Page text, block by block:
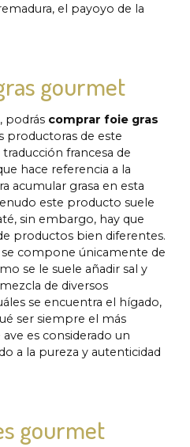
el payoyo de la
gourmet
podrás comprar foie gras
productoras de este
francesa de
hace referencia a la
acumular grasa en esta
este producto suele
sin embargo, hay que
productos bien diferentes.
se compone únicamente de
se le suele añadir sal y
de diversos
se encuentra el hígado,
ser siempre el más
es considerado un
a la pureza y autenticidad
gourmet